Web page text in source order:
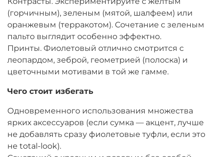
(горчичным), зеленым (мятой, шалфеем) или
оранжевым (терракотом). Сочетание с зеленым
пальто выглядит особенно эффектно.
Принты. Фиолетовый отлично смотрится с
леопардом, зеброй, геометрией (полоска) и
цветочными мотивами в той же гамме.
Чего стоит избегать
Одновременного использования множества
ярких аксессуаров (если сумка — акцент, лучше
не добавлять сразу фиолетовые туфли, если это
не total-look).